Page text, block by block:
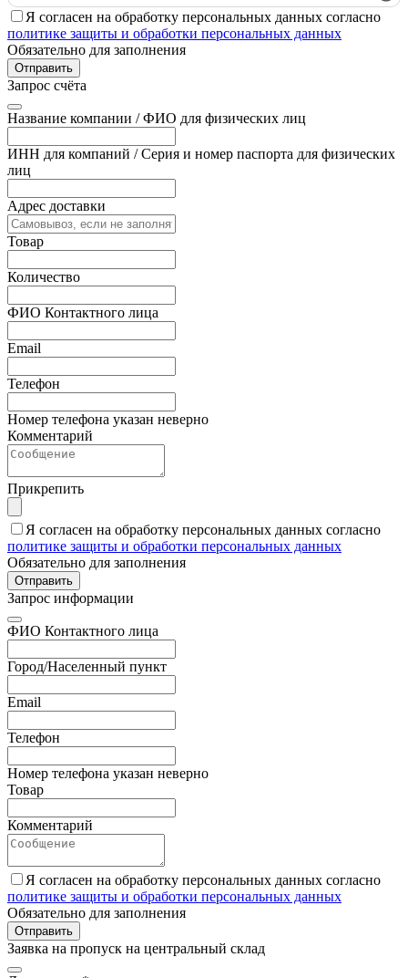
Я согласен на обработку персональных данных согласно
политике защиты и обработки персональных данных
Обязательно для заполнения
Отправить
Запрос счёта
Название компании / ФИО для физических лиц
ИНН для компаний / Серия и номер паспорта для физических
лиц
Адрес доставки
Товар
Количество
ФИО Контактного лица
Email
Телефон
Номер телефона указан неверно
Комментарий
Прикрепить
Я согласен на обработку персональных данных согласно
политике защиты и обработки персональных данных
Обязательно для заполнения
Отправить
Запрос информации
ФИО Контактного лица
Город/Населенный пункт
Email
Телефон
Номер телефона указан неверно
Товар
Комментарий
Я согласен на обработку персональных данных согласно
политике защиты и обработки персональных данных
Обязательно для заполнения
Отправить
Заявка на пропуск на центральный склад